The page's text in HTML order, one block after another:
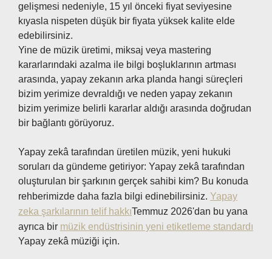
gelişmesi nedeniyle, 15 yıl önceki fiyat seviyesine
kıyasla nispeten düşük bir fiyata yüksek kalite elde
edebilirsiniz.
Yine de müzik üretimi, miksaj veya mastering
kararlarındaki azalma ile bilgi boşluklarının artması
arasında, yapay zekanın arka planda hangi süreçleri
bizim yerimize devraldığı ve neden yapay zekanın
bizim yerimize belirli kararlar aldığı arasında doğrudan
bir bağlantı görüyoruz.
Yapay zekâ tarafından üretilen müzik, yeni hukuki
soruları da gündeme getiriyor: Yapay zekâ tarafından
oluşturulan bir şarkının gerçek sahibi kim? Bu konuda
rehberimizde daha fazla bilgi edinebilirsiniz. Yapay
zeka şarkılarının telif hakkıTemmuz 2026'dan bu yana
ayrıca bir müzik endüstrisinin yeni etiketleme standardı
Yapay zekâ müziği için.